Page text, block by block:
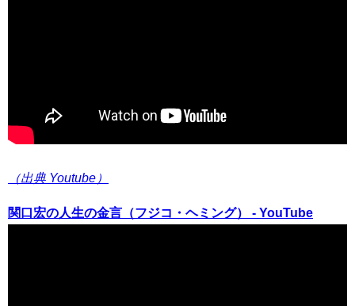
（出典 Youtube）
関口宏の人生の金言（フジコ・ヘミング） - YouTube